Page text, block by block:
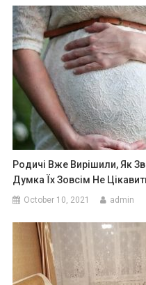
Poдичі Вже Вирішили, Як
Думка Їх Зовсім Не
October 10, 2021 admin